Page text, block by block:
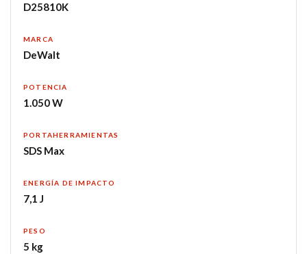
D25810K
MARCA
DeWalt
POTENCIA
1.050 W
PORTAHERRAMIENTAS
SDS Max
ENERGÍA DE IMPACTO
7,1 J
PESO
5 kg